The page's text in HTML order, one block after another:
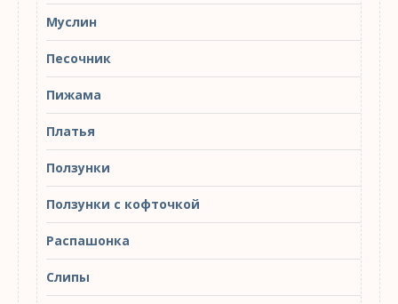
Муслин
Песочник
Пижама
Платья
Ползунки
Ползунки с кофточкой
Распашонка
Слипы